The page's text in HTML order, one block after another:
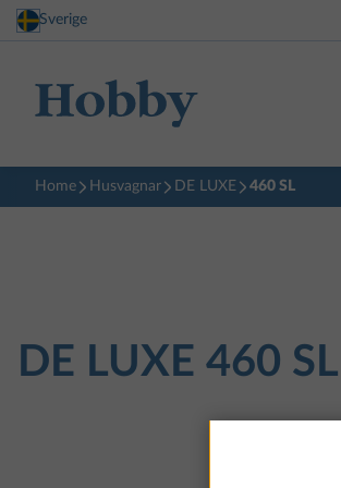
Sverige
Home Husvagnar DE LUXE 460 SL
DE LUXE 460 SL